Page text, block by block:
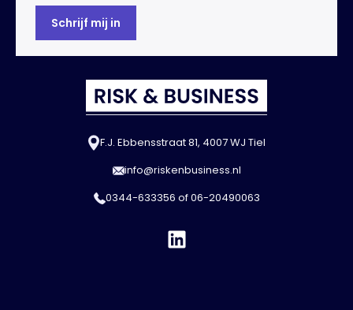
F.J. Ebbensstraat 81, 4007 WJ Tiel
info@riskenbusiness.nl
0344-633356 of06-20490063